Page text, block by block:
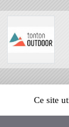
REGIONSCe site